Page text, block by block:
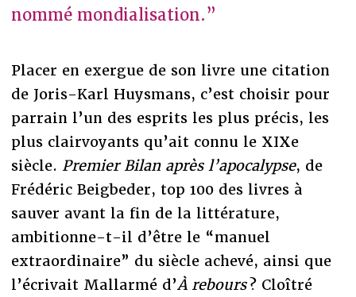
nommé mondialisation.”
Placer en exergue de son livre une citation
de Joris-Karl Huysmans, c’est choisir pour
parrain l’un des esprits les plus précis, les
plus clairvoyants qu’ait connu le XIXe
siècle. Premier Bilan après l’apocalypse, de
Frédéric Beigbeder, top 100 des livres à
sauver avant la fin de la littérature,
ambitionne-t-il d’être le “manuel
extraordinaire” du siècle achevé, ainsi que
l’écrivait Mallarmé d’À rebours? Cloîtré